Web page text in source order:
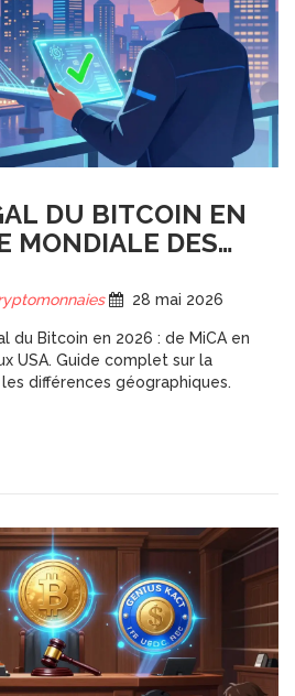
DU BITCOIN EN
MONDIALE DES
28 mai 2026
du Bitcoin en 2026 : de MiCA en
USA. Guide complet sur la
différences géographiques.